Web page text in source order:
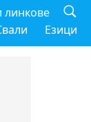
Езици